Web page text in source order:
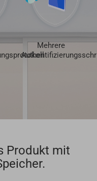
Mehrere
Produkt mit